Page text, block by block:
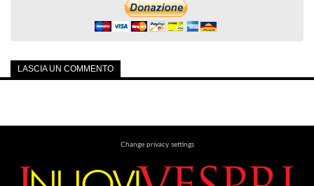
LASCIA UN COMMENTO
Change privacy settings